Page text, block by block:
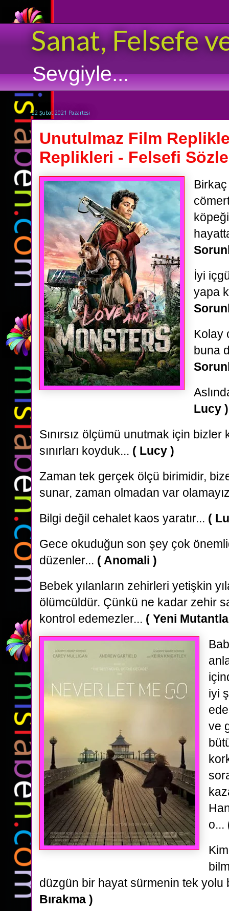
Sanat, Felsefe
Sevgiyle...
22 Şubat 2021 Pazartesi
Unutulmaz Film
Replikleri - Felsefi
Birkaç
İyi
yapa
Kolay
buna
Lucy )
Sınırsız ölçümü unutmak için
sınırları koyduk... ( Lucy )
Zaman tek gerçek ölçü birimidir, bize
sunar, zaman olmadan var
Bilgi değil cehalet kaos yaratır... (
Gece okuduğun son şey çok
düzenler... ( Anomali )
Bebek yılanların zehirleri yetişkin
ölümcüldür. Çünkü ne kadar zehir
kontrol edemezler... ( Yeni
iyi
ve
o...
düzgün bir hayat sürmenin tek yolu
Bırakma )